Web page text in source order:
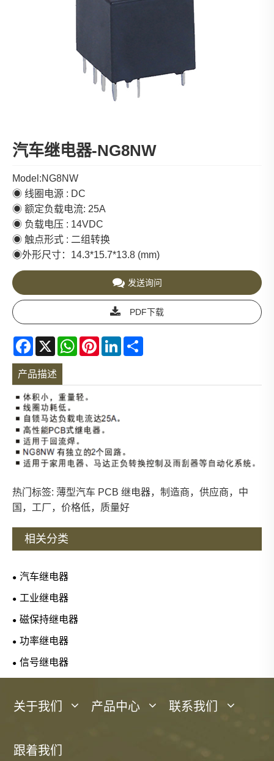
汽车继电器-NG8NW
Model:NG8NW
◉ 线圈电源 : DC
◉ 额定负载电流: 25A
◉ 负载电压 : 14VDC
◉ 触点形式 : 二组转换
◉外形尺寸：14.3*15.7*13.8 (mm)
发送询问
PDF下载
Facebook
X WhatsApp
PinterestLinkedIn
产品描述
热门标签: 薄型汽车 PCB 继电器，制造商，供应商，中
国，工厂，价格低，质量好
相关分类
汽车继电器
工业继电器
磁保持继电器
功率继电器
信号继电器
关于我们 产品中心 联系我们
跟着我们